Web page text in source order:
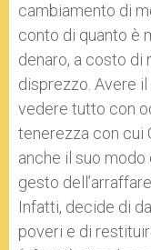
cambiamento di
conto di quanto è
denaro, a costo di
disprezzo. Avere il
vedere tutto con
tenerezza con cui
anche il suo modo
gesto
Infatti, decide di
poveri e di